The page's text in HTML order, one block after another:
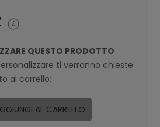
4,00
QUESTO PRODOTTO
ti verranno chieste
al carrello:
AL CARRELLO